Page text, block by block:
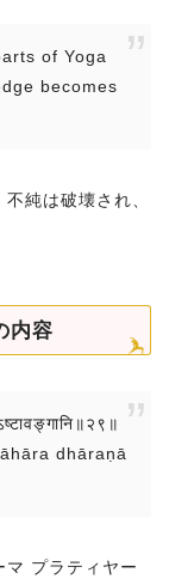
of Yoga
becomes
純は破壊され、
内容
dhāraṇā
マ プラティヤー